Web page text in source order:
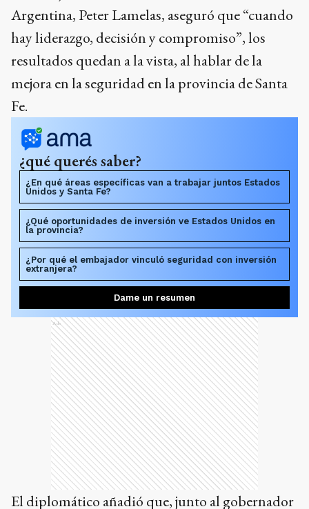
mejora en la seguridad en la provincia de Santa
Fe.
¿qué querés saber?
¿En qué áreas específicas van a trabajar juntos Estados
Unidos y Santa Fe?
¿Qué oportunidades de inversión ve Estados Unidos en
la provincia?
¿Por qué el embajador vinculó seguridad con inversión
extranjera?
Dame un resumen
El diplomático añadió que, junto al gobernador
Maximiliano Pullaro, estudiaron “nuevas
formas de profundizar la cooperación entre
Estados Unidos y Santa Fe en seguridad”.